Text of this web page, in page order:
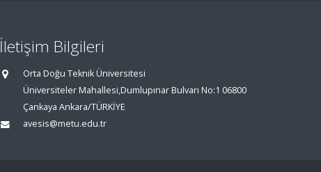
İletişim Bilgileri
Orta Doğu Teknik Üniversitesi
Üniversiteler Mahallesi,Dumlupınar Bulvarı No:1 06800
Çankaya Ankara/TÜRKİYE
avesis@metu.edu.tr